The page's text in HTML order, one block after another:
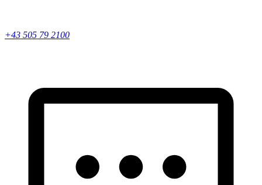
+43 505 79 2100